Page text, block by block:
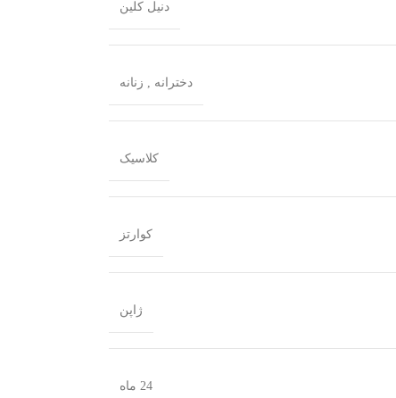
دنیل کلین
دخترانه زنانه
کلاسیک
کوارتز
ژاپن
24 ماه